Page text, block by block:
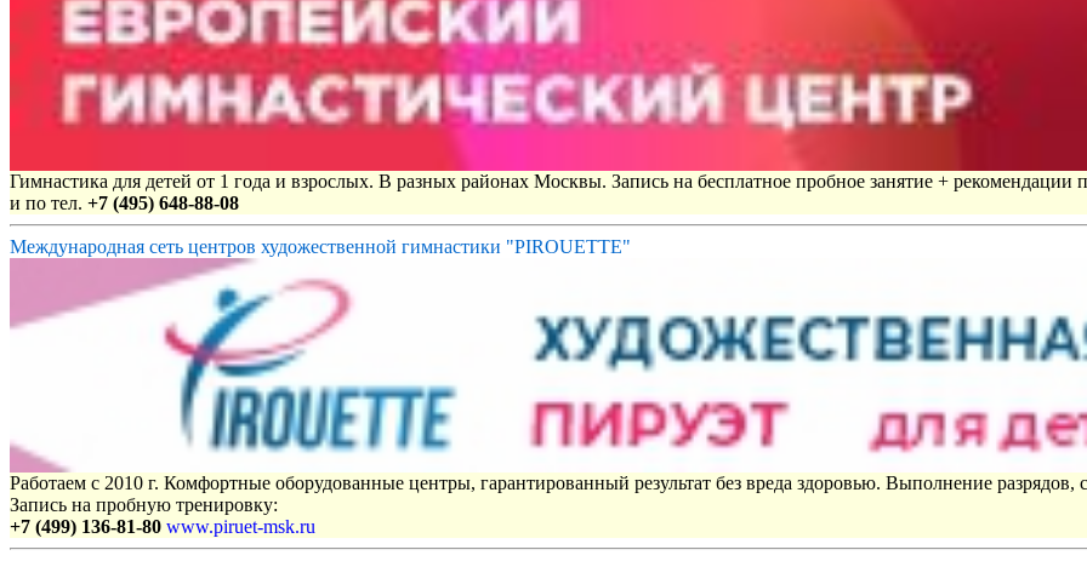
Гимнастика для детей от 1 года и взрослых. В разных районах Москвы. Запись на бесплатное пробное занятие + рекомендации
и по тел. +7 (495) 648-88-08
Международная сеть центров художественной гимнастики "PIROUETTE"
Работаем с 2010 г. Комфортные оборудованные центры, гарантированный результат без вреда здоровью. Выполнение
Запись на пробную тренировку:
+7 (499) 136-81-80 www.piruet-msk.ru